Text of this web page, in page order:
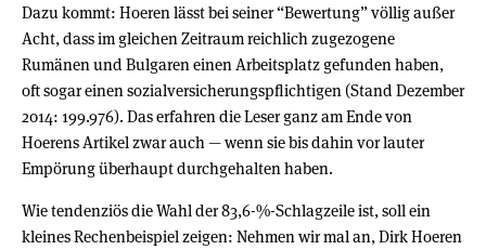
Dazu kommt: Hoeren lässt bei seiner “Bewertung” völlig außer
Acht, dass im gleichen Zeitraum reichlich zugezogene
Rumänen und Bulgaren einen Arbeitsplatz gefunden haben,
oft sogar einen sozialversicherungspflichtigen (Stand Dezember
2014: 199.976). Das erfahren die Leser ganz am Ende von
Hoerens Artikel zwar auch — wenn sie bis dahin vor lauter
Empörung überhaupt durchgehalten haben.
Wie tendenziös die Wahl der 83,6-%-Schlagzeile ist, soll ein
kleines Rechenbeispiel zeigen: Nehmen wir mal an, Dirk Hoeren